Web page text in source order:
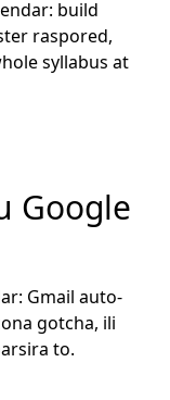
build
raspored,
syllabus at
Google
Gmail auto-
gotcha, ili
to.